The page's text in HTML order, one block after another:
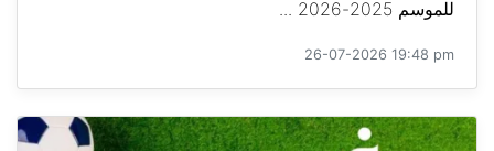
للموسم 2025-2026 ...
26-07-2026 19:48 pm